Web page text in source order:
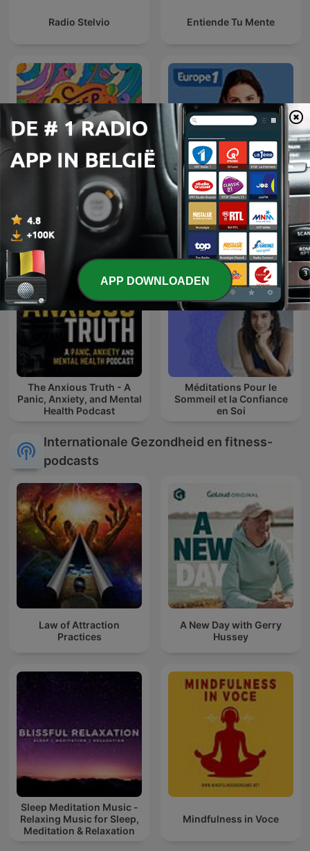
Radio Stelvio Entiende Tu Mente
Sleep Magic: Sleep
Hypnosis & Meditation for
Sleep Podcast
Et si on en parlait
The Anxious Truth - A
Panic, Anxiety, and Mental
Health Podcast
Méditations Pour le
Sommeil et la Confiance
en Soi
Internationale Gezondheid en fitness-
podcasts
Law of Attraction
Practices
A New Day with Gerry
Hussey
Sleep Meditation Music -
Relaxing Music for Sleep,
Meditation & Relaxation
Mindfulness in Voce
APP DOWNLOADEN